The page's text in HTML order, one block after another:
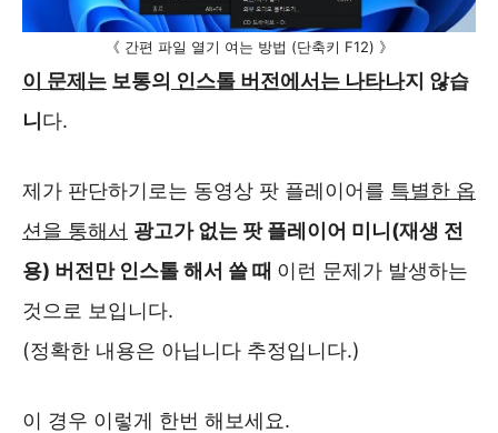
《 간편 파일 열기 여는 방법 (단축키 F12) 》
이 문제는 보통의 인스톨 버전에서는 나타나지 않습
니다.
제가 판단하기로는 동영상 팟 플레이어를 특별한 옵
션을 통해서 광고가 없는 팟 플레이어 미니(재생 전
용) 버전만 인스톨 해서 쓸 때 이런 문제가 발생하는
것으로 보입니다.
(정확한 내용은 아닙니다 추정입니다.)
이 경우 이렇게 한번 해보세요.